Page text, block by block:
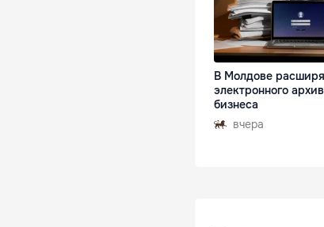
В Молдове
электронного
бизнеса
вчера